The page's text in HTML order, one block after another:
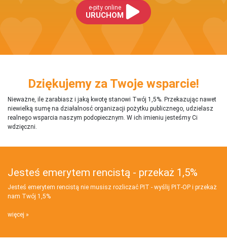
e-pity online
URUCHOM
Dziękujemy za Twoje wsparcie!
Nieważne, ile zarabiasz i jaką kwotę stanowi Twój 1,5%. Przekazując nawet
niewielką sumę na działalnosć organizacji pożytku publicznego, udzielasz
realnego wsparcia naszym podopiecznym. W ich imieniu jesteśmy Ci
wdzięczni.
Jesteś emerytem rencistą - przekaż 1,5%
Jesteś emerytem rencistą nie musisz rozliczać PIT - wyślij PIT‑OP i przekaż
nam Twój 1,5%
więcej